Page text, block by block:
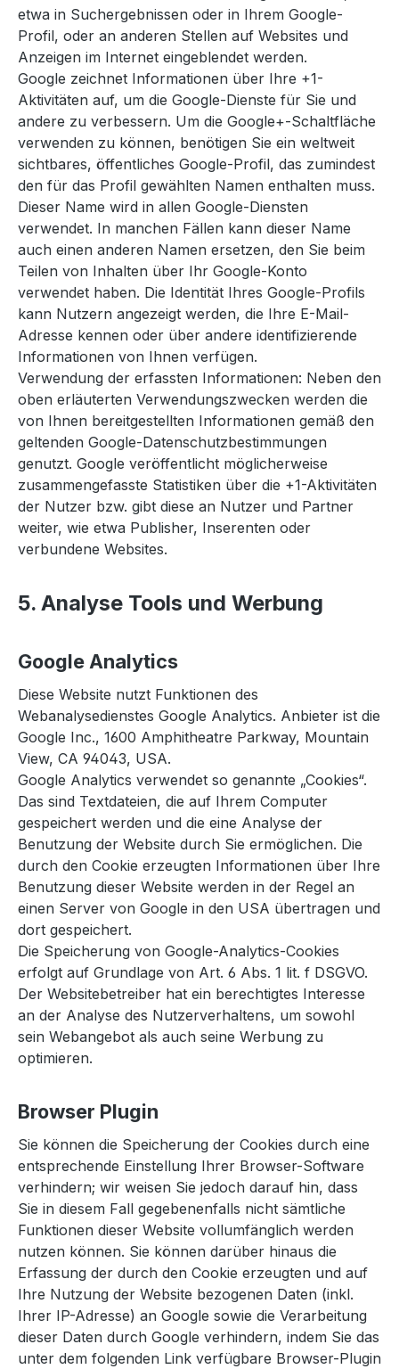
etwa in Suchergebnissen oder in Ihrem Google-
Profil, oder an anderen Stellen auf Websites und
Anzeigen im Internet eingeblendet werden.
Google zeichnet Informationen über Ihre +1-
Aktivitäten auf, um die Google-Dienste für Sie und
andere zu verbessern. Um die Google+-Schaltfläche
verwenden zu können, benötigen Sie ein weltweit
sichtbares, öffentliches Google-Profil, das zumindest
den für das Profil gewählten Namen enthalten muss.
Dieser Name wird in allen Google-Diensten
verwendet. In manchen Fällen kann dieser Name
auch einen anderen Namen ersetzen, den Sie beim
Teilen von Inhalten über Ihr Google-Konto
verwendet haben. Die Identität Ihres Google-Profils
kann Nutzern angezeigt werden, die Ihre E-Mail-
Adresse kennen oder über andere identifizierende
Informationen von Ihnen verfügen.
Verwendung der erfassten Informationen: Neben den
oben erläuterten Verwendungszwecken werden die
von Ihnen bereitgestellten Informationen gemäß den
geltenden Google-Datenschutzbestimmungen
genutzt. Google veröffentlicht möglicherweise
zusammengefasste Statistiken über die +1-Aktivitäten
der Nutzer bzw. gibt diese an Nutzer und Partner
weiter, wie etwa Publisher, Inserenten oder
verbundene Websites.
5. Analyse Tools und Werbung
Google Analytics
Diese Website nutzt Funktionen des
Webanalysedienstes Google Analytics. Anbieter ist die
Google Inc., 1600 Amphitheatre Parkway, Mountain
View, CA 94043, USA.
Google Analytics verwendet so genannte „Cookies“.
Das sind Textdateien, die auf Ihrem Computer
gespeichert werden und die eine Analyse der
Benutzung der Website durch Sie ermöglichen. Die
durch den Cookie erzeugten Informationen über Ihre
Benutzung dieser Website werden in der Regel an
einen Server von Google in den USA übertragen und
dort gespeichert.
Die Speicherung von Google-Analytics-Cookies
erfolgt auf Grundlage von Art. 6 Abs. 1 lit. f DSGVO.
Der Websitebetreiber hat ein berechtigtes Interesse
an der Analyse des Nutzerverhaltens, um sowohl
sein Webangebot als auch seine Werbung zu
optimieren.
Browser Plugin
Sie können die Speicherung der Cookies durch eine
entsprechende Einstellung Ihrer Browser-Software
verhindern; wir weisen Sie jedoch darauf hin, dass
Sie in diesem Fall gegebenenfalls nicht sämtliche
Funktionen dieser Website vollumfänglich werden
nutzen können. Sie können darüber hinaus die
Erfassung der durch den Cookie erzeugten und auf
Ihre Nutzung der Website bezogenen Daten (inkl.
Ihrer IP-Adresse) an Google sowie die Verarbeitung
dieser Daten durch Google verhindern, indem Sie das
unter dem folgenden Link verfügbare Browser-Plugin